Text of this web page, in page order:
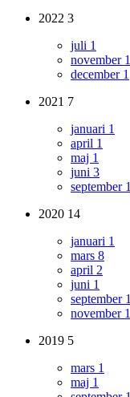
2022 3
juli 1
november 1
december 1
2021 7
januari 1
april 1
maj 1
juni 3
september 1
2020 14
januari 1
mars 8
april 2
juni 1
september 1
november 1
2019 5
mars 1
maj 1